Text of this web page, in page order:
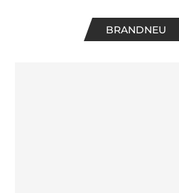
BRANDNEU